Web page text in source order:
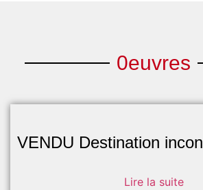
0euvres
VENDU Destination
Lire la suite